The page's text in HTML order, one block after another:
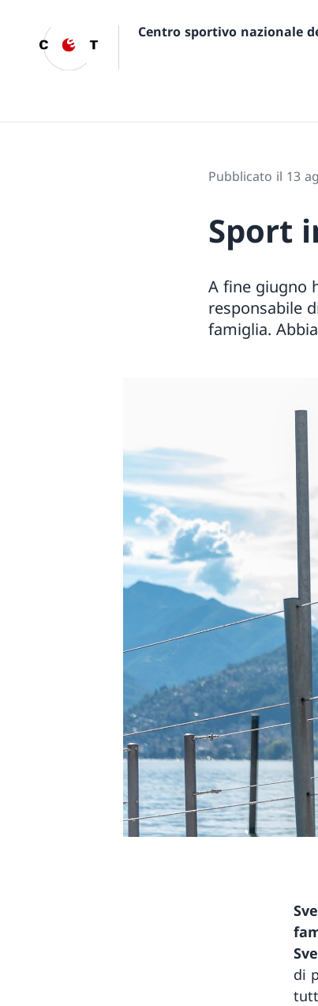
Centro sportivo nazionale
Pubblicato il 13
Sport
A fine giugno
responsabile
famiglia.
di